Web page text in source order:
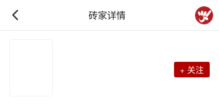
砖家详情
+ 关注